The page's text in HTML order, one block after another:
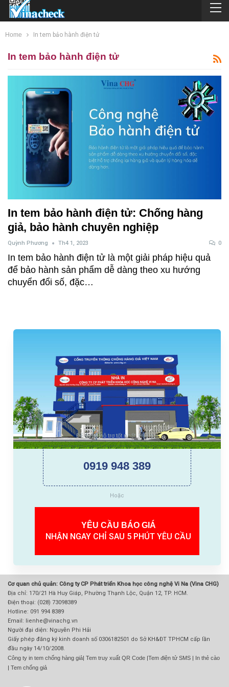
Home In tem bảo hành điện tử
In tem bảo hành điện tử
In tem bảo hành điện tử: Chống hàng
giả, bảo hành chuyên nghiệp
Quỳnh Phương Th4 1, 2023 0
In tem bảo hành điện tử là một giải pháp hiệu quả
để bảo hành sản phẩm dễ dàng theo xu hướng
chuyển đổi số, đặc…
Để được hỗ trợ tốt nhất. Hãy gọi
0919 948 389
Hoặc
YÊU CẦU BÁO GIÁ
NHẬN NGAY CHỈ SAU 5 PHÚT YÊU CẦU
Cơ quan chủ quản: Công ty CP Phát triển Khoa học công nghệ Vi Na (Vina CHG)
Địa chỉ: 170/21 Hà Huy Giáp, Phường Thạnh Lộc, Quận 12, TP. HCM.
Điện thoại: (028) 73098389
Hotline: 091 994 8389
Email: lienhe@vinachg.vn
Người đại diện: Nguyễn Phi Hải
Giấy phép đăng ký kinh doanh số 0306182501 do Sở KH&ĐT TPHCM cấp lần
đầu ngày 14/10/2008.
Công ty in tem chống hàng giả Tem truy xuất QR Code Tem điện tử SMS In thẻ cào
Tem chống giả